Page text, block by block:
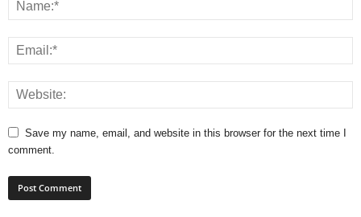
Save my name, email, and website in this browser for the next time I
comment.